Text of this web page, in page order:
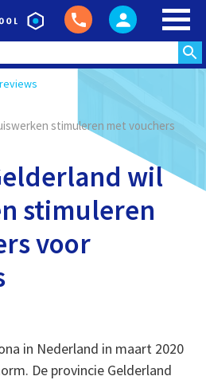
stimuleren met vouchers
wil
stimuleren
voor
in Nederland in maart 2020
De provincie Gelderland